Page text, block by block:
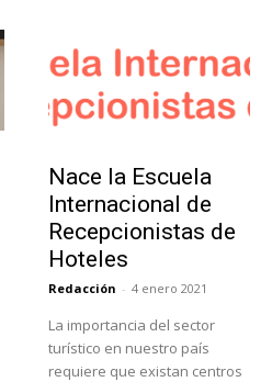
Nace la Escuela
Internacional de
Recepcionistas de
Hoteles
Redacción - 4 enero 2021
La importancia del sector
turístico en nuestro país
requiere que existan centros